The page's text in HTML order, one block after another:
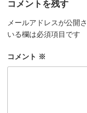
コメントを残す
メールアドレスが公開
いる欄は必須項目です
コメント ※